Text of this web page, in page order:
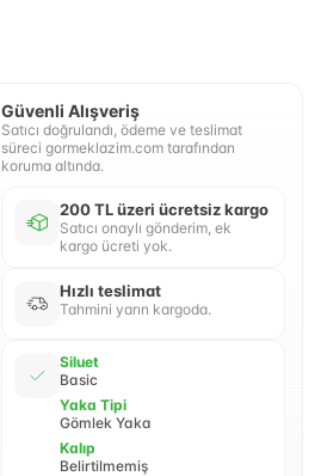
Güvenli Alışveriş
Satıcı doğrulandı, ödeme ve teslimat
süreci gormeklazim.com tarafından
koruma altında.
200 TL üzeri ücretsiz kargo
Satıcı onaylı gönderim, ek
kargo ücreti yok.
Hızlı teslimat
Tahmini yarın kargoda.
Siluet
Basic
Yaka Tipi
Gömlek Yaka
Kalıp
Belirtilmemiş